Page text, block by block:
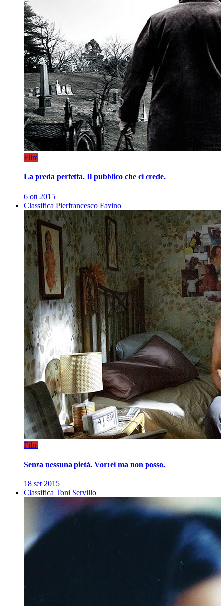
Film
La preda perfetta. Il pubblico che ci crede.
6 ott 2015
Classifica Pierfrancesco Favino
Film
Senza nessuna pietà. Vorrei ma non posso.
18 set 2015
Classifica Toni Servillo